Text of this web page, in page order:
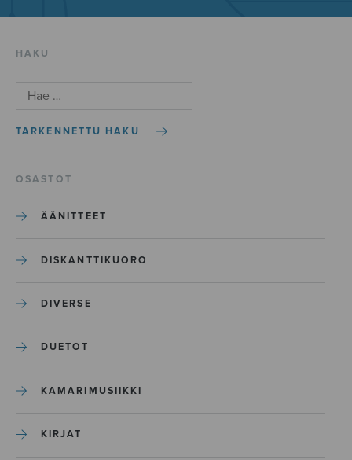
HAKU
TARKENNETTU HAKU
OSASTOT
ÄÄNITTEET
DISKANTTIKUORO
DIVERSE
DUETOT
KAMARIMUSIIKKI
KIRJAT